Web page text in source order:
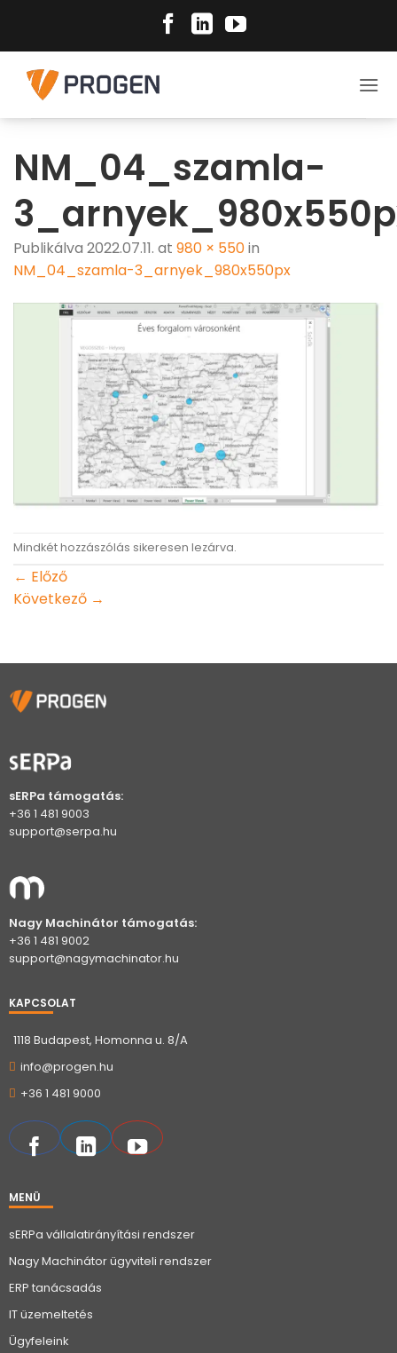
content
NM_04_szamla-
Publikálva 2022.07.11. at 980 × 550in
NM_04_szamla-3_arnyek_980x550px
Mindkét hozzászólás sikeresen lezárva.
← Előző
Következő →
sERPa támogatás:
+36 1 481 9003
support@serpa.hu
Nagy Machinátor támogatás:
+36 1 481 9002
support@nagymachinator.hu
KAPCSOLAT
1118 Budapest, Homonna u. 8/A
info@progen.hu
+36 1 481 9000
MENÜ
sERPa vállalatirányítási rendszer
Nagy Machinátor ügyviteli rendszer
ERP tanácsadás
IT üzemeltetés
Ügyfeleink